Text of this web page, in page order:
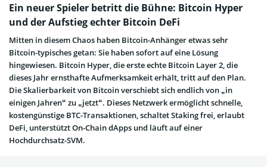
Ein neuer Spieler betritt die Bühne: Bitcoin Hyper
und der Aufstieg echter Bitcoin DeFi
Mitten in diesem Chaos haben Bitcoin-Anhänger etwas sehr
Bitcoin-typisches getan: Sie haben sofort auf eine Lösung
hingewiesen. Bitcoin Hyper, die erste echte Bitcoin Layer 2, die
dieses Jahr ernsthafte Aufmerksamkeit erhält, tritt auf den Plan.
Die Skalierbarkeit von Bitcoin verschiebt sich endlich von „in
einigen Jahren“ zu „jetzt“. Dieses Netzwerk ermöglicht schnelle,
kostengünstige BTC-Transaktionen, schaltet Staking frei, erlaubt
DeFi, unterstützt On-Chain dApps und läuft auf einer
Hochdurchsatz-SVM.